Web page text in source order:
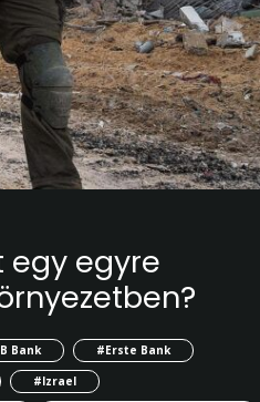
egy egyre
Bank
#Erste Bank
#Izrael